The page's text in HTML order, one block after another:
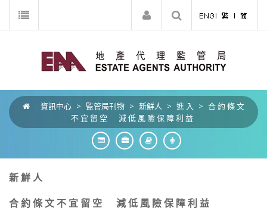
資訊中心 > 監管局刊物 > 新鮮人 > 進 入 > 合 約 條 文
不 宜 留 空 減 低 風 險 保 障 利 益
新 鮮 人
合 約 條 文 不 宜 留 空 減 低 風 險 保 障 利 益